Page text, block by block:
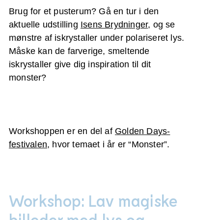
Brug for et pusterum? Gå en tur i den
aktuelle udstilling Isens Brydninger, og se
mønstre af iskrystaller under polariseret lys.
Måske kan de farverige, smeltende
iskrystaller give dig inspiration til dit
monster?
Workshoppen er en del af Golden Days-
festivalen, hvor temaet i år er “Monster”.
Workshop: Lav magiske